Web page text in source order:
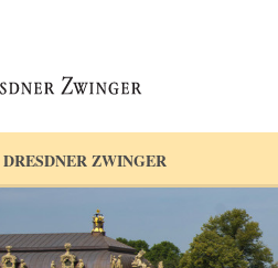
DRESDNER ZWINGER